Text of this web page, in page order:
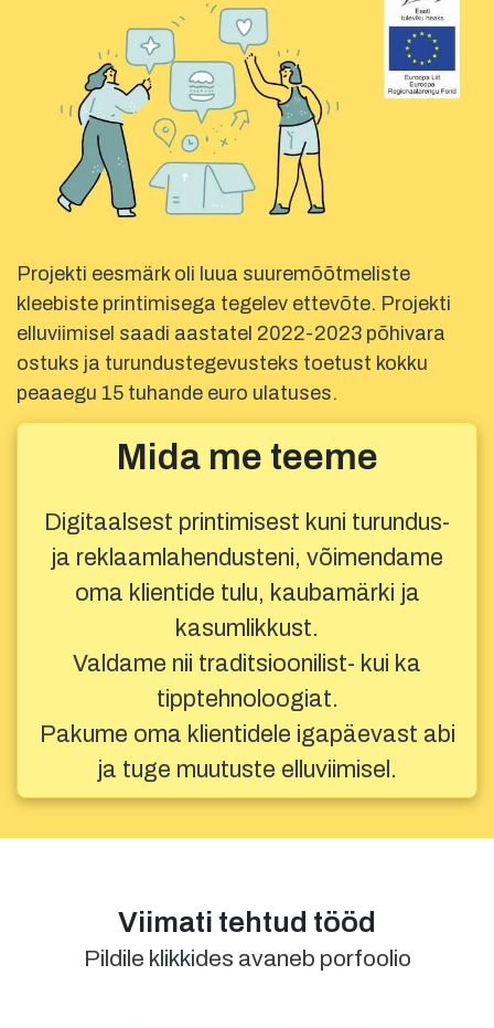
Projekti eesmärk oli luua suuremõõtmeliste
kleebiste printimisega tegelev ettevõte. Projekti
elluviimisel saadi aastatel 2022-2023 põhivara
ostuks ja turundustegevusteks toetust kokku
peaaegu 15 tuhande euro ulatuses.
Mida me teeme
Digitaalsest printimisest kuni turundus-
ja reklaamlahendusteni, võimendame
oma klientide tulu, kaubamärki ja
kasumlikkust.
Valdame nii traditsioonilist- kui ka
tipptehnoloogiat.
Pakume oma klientidele igapäevast abi
ja tuge muutuste elluviimisel.
Viimati tehtud tööd
Pildile klikkides avaneb porfoolio